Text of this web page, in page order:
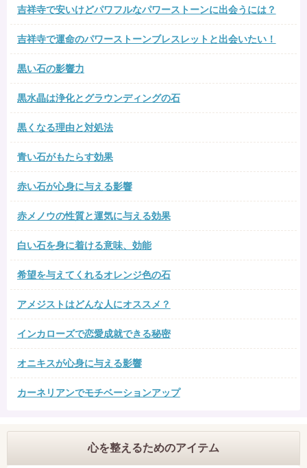
吉祥寺で安いけどパワフルなパワーストーンに出会うには？
吉祥寺で運命のパワーストーンブレスレットと出会いたい！
黒い石の影響力
黒水晶は浄化とグラウンディングの石
黒くなる理由と対処法
青い石がもたらす効果
赤い石が心身に与える影響
赤メノウの性質と運気に与える効果
白い石を身に着ける意味、効能
希望を与えてくれるオレンジ色の石
アメジストはどんな人にオススメ？
インカローズで恋愛成就できる秘密
オニキスが心身に与える影響
カーネリアンでモチベーションアップ
心を整えるためのアイテム